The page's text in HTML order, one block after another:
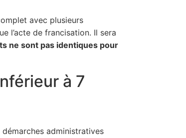
avec plusieurs
l’acte de francisation. Il sera
ne sont pas identiques pour
à 7
administratives